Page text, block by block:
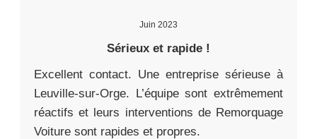
Juin 2023
Sérieux et rapide !
Excellent contact. Une entreprise sérieuse à
Leuville-sur-Orge. L’équipe sont extrêmement
réactifs et leurs interventions de Remorquage
Voiture sont rapides et propres.